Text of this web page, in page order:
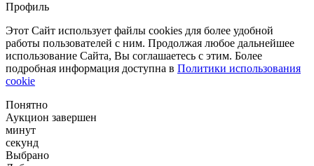
Профиль
Этот Сайт использует файлы cookies для более удобной
работы пользователей с ним. Продолжая любое дальнейшее
использование Сайта, Вы соглашаетесь с этим. Более
подробная информация доступна в Политики использования
cookie
Понятно
Аукцион завершен
минут
секунд
Выбрано